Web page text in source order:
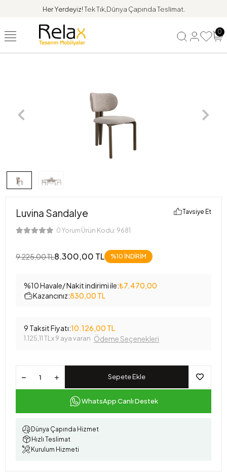
Her Yerdeyiz!Tek Tık,Dünya Çapında Teslimat.
0
Luvina Sandalye
0 Yorum Ürün Kodu: 9681
Tavsiye Et
9.225,00 TL8.300,00 TL %10 İNDİRİM
%10 Havale/ Nakit indirimi ile:₺7.470,00
Kazancınız:830,00 TL
9 Taksit Fiyatı:10.126,00 TL
1.125,11 TL x 9 aya varan Ödeme Seçenekleri
Sepete Ekle
WhatsApp Canlı Destek
Dünya Çapında Hizmet
Hızlı Teslimat
Kurulum Hizmeti